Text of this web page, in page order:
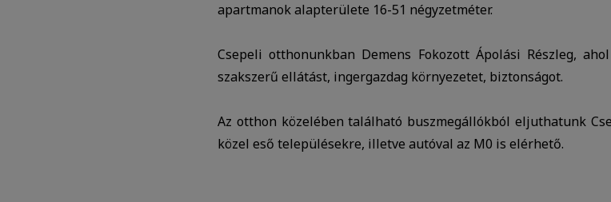
apartmanok alapterülete 16-51 négyzetméter.
Csepeli otthonunkban Demens Fokozott Ápolási Részleg,
szakszerű ellátást, ingergazdag környezetet, biztonságot.
Az otthon közelében található buszmegállókból eljuthatunk
közel eső településekre, illetve autóval az M0 is elérhető.